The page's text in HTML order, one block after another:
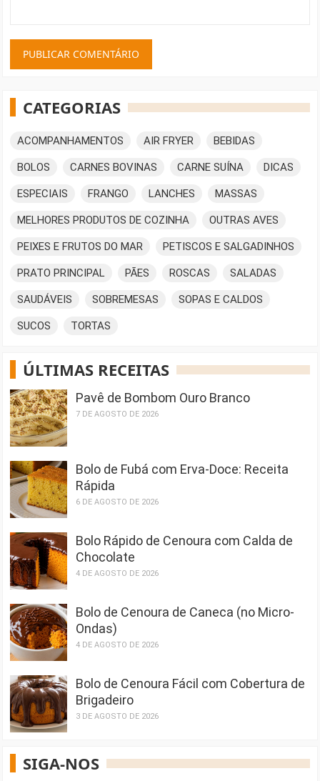
CATEGORIAS
ACOMPANHAMENTOS AIR FRYER BEBIDAS
BOLOS CARNES BOVINAS CARNE SUÍNA DICAS
ESPECIAIS FRANGO LANCHES MASSAS
MELHORES PRODUTOS DE COZINHA OUTRAS AVES
PEIXES E FRUTOS DO MAR PETISCOS E SALGADINHOS
PRATO PRINCIPAL PÃES ROSCAS SALADAS
SAUDÁVEIS SOBREMESAS SOPAS E CALDOS
SUCOS TORTAS
ÚLTIMAS RECEITAS
Pavê de Bombom Ouro Branco
7 DE AGOSTO DE 2026
Bolo de Fubá com Erva-Doce: Receita
Rápida
6 DE AGOSTO DE 2026
Bolo Rápido de Cenoura com Calda de
Chocolate
4 DE AGOSTO DE 2026
Bolo de Cenoura de Caneca (no Micro-
Ondas)
4 DE AGOSTO DE 2026
Bolo de Cenoura Fácil com Cobertura de
Brigadeiro
3 DE AGOSTO DE 2026
SIGA-NOS